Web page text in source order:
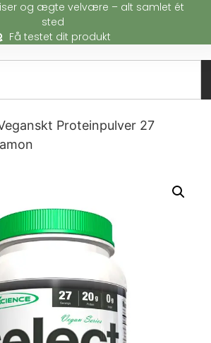
og ægte velvære – alt samlet ét
sted
Få testet dit produkt
Proteinpulver 27